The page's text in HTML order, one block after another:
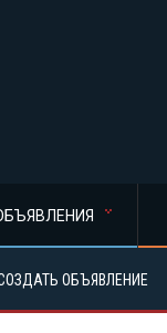
ОБЪЯВЛЕНИЕ